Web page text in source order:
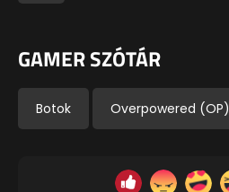
GAMER SZÓTÁR
Botok Overpowered (OP)